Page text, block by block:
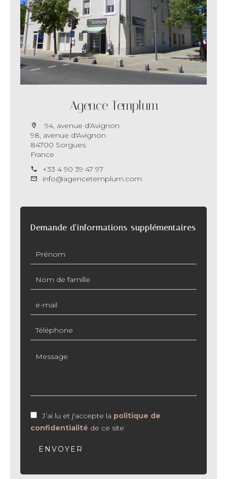
Agence Templum
94, avenue d'Avignon
98, avenue d'Avignon
84700 Sorgues
France
+33 4 90 39 47 97
info@agencetemplum.com
Demande d'informations supplémentaires
J’ai lu et j'accepte la politique de
confidentialité de ce site
ENVOYER